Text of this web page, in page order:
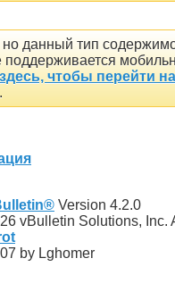
но данный тип
поддерживается
чтобы перейти
.
Version 4.2.0
vBulletin Solutions, Inc.
by Lghomer